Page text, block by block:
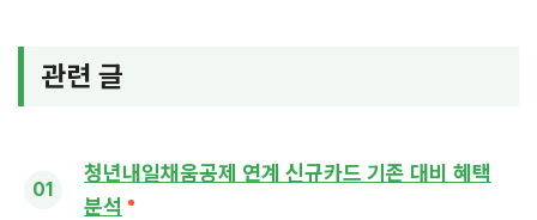
관련 글
청년내일채움공제 연계 신규카드 기존 대비 혜택
분석